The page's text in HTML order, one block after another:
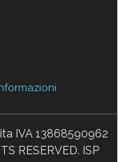
IVA 13868590962
RESERVED. ISP